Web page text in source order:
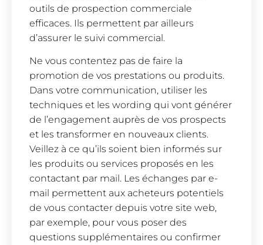
outils de prospection commerciale
efficaces. Ils permettent par ailleurs
d’assurer le suivi commercial.
Ne vous contentez pas de faire la
promotion de vos prestations ou produits.
Dans votre communication, utiliser les
techniques et les wording qui vont générer
de l’engagement auprès de vos prospects
et les transformer en nouveaux clients.
Veillez à ce qu’ils soient bien informés sur
les produits ou services proposés en les
contactant par mail. Les échanges par e-
mail permettent aux acheteurs potentiels
de vous contacter depuis votre site web,
par exemple, pour vous poser des
questions supplémentaires ou confirmer